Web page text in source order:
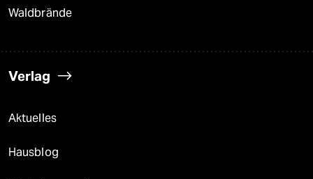
Waldbrände
Verlag
Aktuelles
Hausblog